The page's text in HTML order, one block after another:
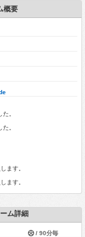
概要
。
。
ます。
ます。
ム詳細
/ 90分毎